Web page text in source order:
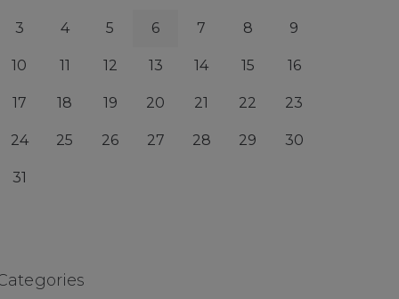
3 4 5 6 7 8 9
10 11 12 13 14 15 16
17 18 19 20 21 22 23
24 25 26 27 28 29 30
31